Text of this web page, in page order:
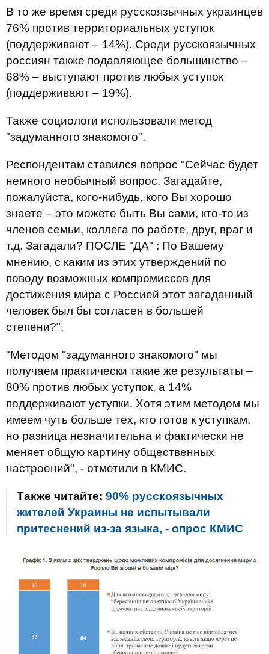
В то же время среди русскоязычных украинцев
76% против территориальных уступок
(поддерживают – 14%). Среди русскоязычных
россиян также подавляющее большинство –
68% – выступают против любых уступок
(поддерживают – 19%).
Также социологи использовали метод
"задуманного знакомого".
Респондентам ставился вопрос "Сейчас будет
немного необычный вопрос. Загадайте,
пожалуйста, кого-нибудь, кого Вы хорошо
знаете – это можете быть Вы сами, кто-то из
членов семьи, коллега по работе, друг, враг и
т.д. Загадали? ПОСЛЕ "ДА" : По Вашему
мнению, с каким из этих утверждений по
поводу возможных компромиссов для
достижения мира с Россией этот загаданный
человек был бы согласен в большей
степени?".
"Методом "задуманного знакомого" мы
получаем практически такие же результаты –
80% против любых уступок, а 14%
поддерживают уступки. Хотя этим методом мы
имеем чуть больше тех, кто готов к уступкам,
но разница незначительна и фактически не
меняет общую картину общественных
настроений", - отметили в КМИС.
Также читайте: 90% русскоязычных
жителей Украины не испытывали
притеснений из-за языка, - опрос КМИС